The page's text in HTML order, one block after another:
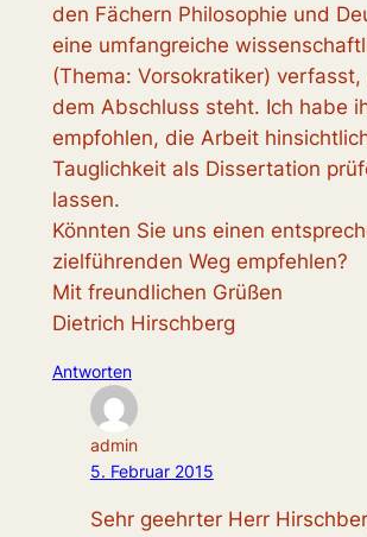
den Fächern Philosophie und
eine umfangreiche
(Thema: Vorsokratiker)
dem Abschluss steht. Ich habe
empfohlen, die Arbeit
Tauglichkeit als Dissertation
lassen.
Könnten Sie uns einen
zielführenden Weg empfehlen?
Mit freundlichen Grüßen
Dietrich Hirschberg
Antworten
admin
5. Februar 2015
Sehr geehrter Herr